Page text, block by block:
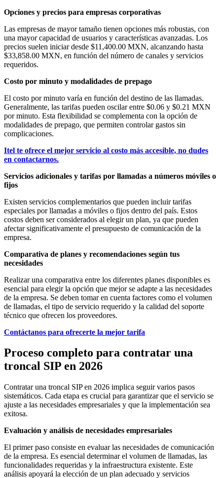
Opciones y precios para empresas corporativas
Las empresas de mayor tamaño tienen opciones más robustas, con
una mayor capacidad de usuarios y características avanzadas. Los
precios suelen iniciar desde $11,400.00 MXN, alcanzando hasta
$33,858.00 MXN, en función del número de canales y servicios
requeridos.
Costo por minuto y modalidades de prepago
El costo por minuto varía en función del destino de las llamadas.
Generalmente, las tarifas pueden oscilar entre $0.06 y $0.21 MXN
por minuto. Esta flexibilidad se complementa con la opción de
modalidades de prepago, que permiten controlar gastos sin
complicaciones.
Itel te ofrece el mejor servicio al costo más accesible, no dudes
en contactarnos.
Servicios adicionales y tarifas por llamadas a números móviles o
fijos
Existen servicios complementarios que pueden incluir tarifas
especiales por llamadas a móviles o fijos dentro del país. Estos
costos deben ser considerados al elegir un plan, ya que pueden
afectar significativamente el presupuesto de comunicación de la
empresa.
Comparativa de planes y recomendaciones según tus
necesidades
Realizar una comparativa entre los diferentes planes disponibles es
esencial para elegir la opción que mejor se adapte a las necesidades
de la empresa. Se deben tomar en cuenta factores como el volumen
de llamadas, el tipo de servicio requerido y la calidad del soporte
técnico que ofrecen los proveedores.
Contáctanos para ofrecerte la mejor tarifa
Proceso completo para contratar una
troncal SIP en 2026
Contratar una troncal SIP en 2026 implica seguir varios pasos
sistemáticos. Cada etapa es crucial para garantizar que el servicio se
ajuste a las necesidades empresariales y que la implementación sea
exitosa.
Evaluación y análisis de necesidades empresariales
El primer paso consiste en evaluar las necesidades de comunicación
de la empresa. Es esencial determinar el volumen de llamadas, las
funcionalidades requeridas y la infraestructura existente. Este
análisis apoyará la elección de un plan adecuado y servicios